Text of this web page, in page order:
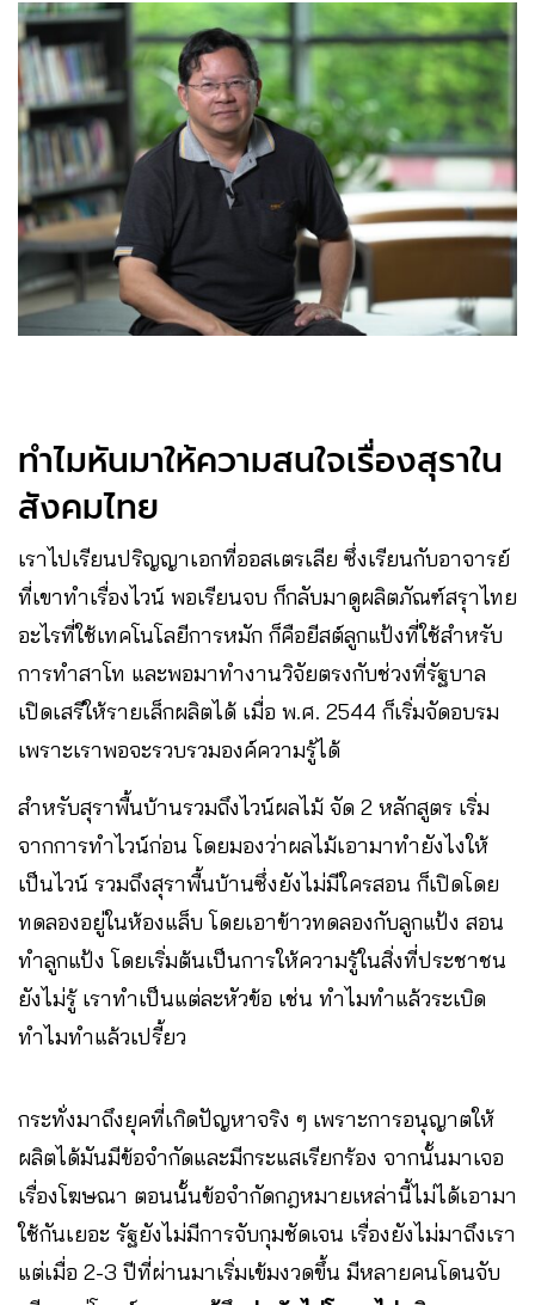
ทำไมหันมาให้ความสนใจเรื่องสุราใน
สังคมไทย
เราไปเรียนปริญญาเอกที่ออสเตรเลีย ซึ่งเรียนกับอาจารย์
ที่เขาทำเรื่องไวน์ พอเรียนจบ ก็กลับมาดูผลิตภัณฑ์สรุาไทย
อะไรที่ใช้เทคโนโลยีการหมัก ก็คือยีสต์ลูกแป้งที่ใช้สำหรับ
การทำสาโท และพอมาทำงานวิจัยตรงกับช่วงที่รัฐบาล
เปิดเสรีให้รายเล็กผลิตได้ เมื่อ พ.ศ. 2544 ก็เริ่มจัดอบรม
เพราะเราพอจะรวบรวมองค์ความรู้ได้
สำหรับสุราพื้นบ้านรวมถึงไวน์ผลไม้ จัด 2 หลักสูตร เริ่ม
จากการทำไวน์ก่อน โดยมองว่าผลไม้เอามาทำยังไงให้
เป็นไวน์ รวมถึงสุราพื้นบ้านซึ่งยังไม่มีใครสอน ก็เปิดโดย
ทดลองอยู่ในห้องแล็บ โดยเอาข้าวทดลองกับลูกแป้ง สอน
ทำลูกแป้ง โดยเริ่มต้นเป็นการให้ความรู้ในสิ่งที่ประชาชน
ยังไม่รู้ เราทำเป็นแต่ละหัวข้อ เช่น ทำไมทำแล้วระเบิด
ทำไมทำแล้วเปรี้ยว
กระทั่งมาถึงยุคที่เกิดปัญหาจริง ๆ เพราะการอนุญาตให้
ผลิตได้มันมีข้อจำกัดและมีกระแสเรียกร้อง จากนั้นมาเจอ
เรื่องโฆษณา ตอนนั้นข้อจำกัดกฎหมายเหล่านี้ไม่ได้เอามา
ใช้กันเยอะ รัฐยังไม่มีการจับกุมชัดเจน เรื่องยังไม่มาถึงเรา
แต่เมื่อ 2-3 ปีที่ผ่านมาเริ่มเข้มงวดขึ้น มีหลายคนโดนจับ